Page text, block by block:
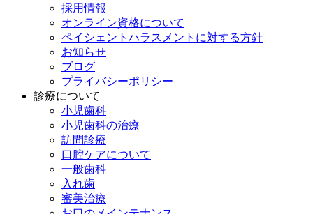
採用情報
オンライン資格について
ペイシェントハラスメントに対する方針
お知らせ
ブログ
プライバシーポリシー
診療について
小児歯科
小児歯科の治療
訪問診療
口腔ケアについて
一般歯科
入れ歯
審美治療